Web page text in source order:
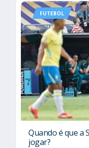
FUTEBOL
Quando é que a
jogar?